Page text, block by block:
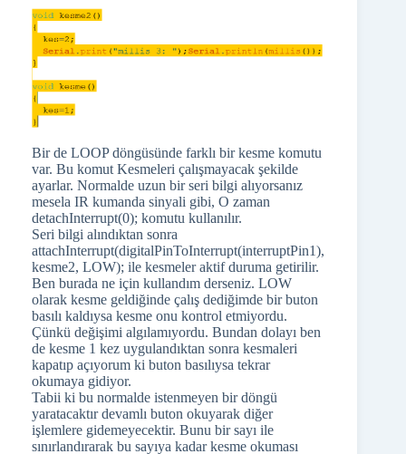
Bir de LOOP döngüsünde farklı bir kesme komutu
var. Bu komut Kesmeleri çalışmayacak şekilde
ayarlar. Normalde uzun bir seri bilgi alıyorsanız
mesela IR kumanda sinyali gibi, O zaman
detachInterrupt(0); komutu kullanılır.
Seri bilgi alındıktan sonra
attachInterrupt(digitalPinToInterrupt(interruptPin1),
kesme2, LOW); ile kesmeler aktif duruma getirilir.
Ben burada ne için kullandım derseniz. LOW
olarak kesme geldiğinde çalış dediğimde bir buton
basılı kaldıysa kesme onu kontrol etmiyordu.
Çünkü değişimi algılamıyordu. Bundan dolayı ben
de kesme 1 kez uygulandıktan sonra kesmaleri
kapatıp açıyorum ki buton basılıysa tekrar
okumaya gidiyor.
Tabii ki bu normalde istenmeyen bir döngü
yaratacaktır devamlı buton okuyarak diğer
işlemlere gidemeyecektir. Bunu bir sayı ile
sınırlandırarak bu sayıya kadar kesme okuması